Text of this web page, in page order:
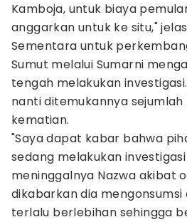
Kamboja, untuk biaya
anggarkan untuk ke situ,"
Sementara untuk
Sumut melalui Sumarni
tengah melakukan
nanti ditemukannya
kematian.
"Saya dapat kabar bahwa
sedang melakukan
meninggalnya Nazwa akibat
dikabarkan dia
terlalu berlebihan sehingga